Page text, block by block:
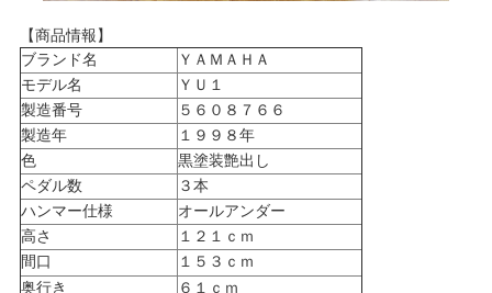
【商品情報】
ブランド名
ＹＡＭＡＨＡ
モデル名
ＹＵ１
製造番号
５６０８７６６
製造年
１９９８年
色
黒塗装艶出し
ペダル数
３本
ハンマー仕様
オールアンダー
高さ
１２１ｃｍ
間口
１５３ｃｍ
奥行き
６１ｃｍ